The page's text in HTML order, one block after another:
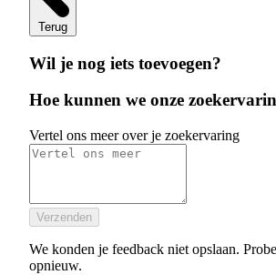
Terug
Wil je nog iets toevoegen?
Hoe kunnen we onze
Vertel ons meer over je zoekervaring
Verzenden
We konden je feedback niet opslaan.
opnieuw.